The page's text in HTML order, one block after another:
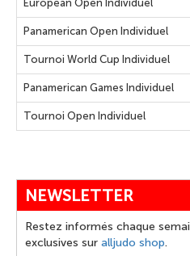
European Open Individuel
Panamerican Open Individuel
Tournoi World Cup Individuel
Panamerican Games Individuel
Tournoi Open Individuel
NEWSLETTER
Restez informés chaque
exclusives sur alljudo shop.